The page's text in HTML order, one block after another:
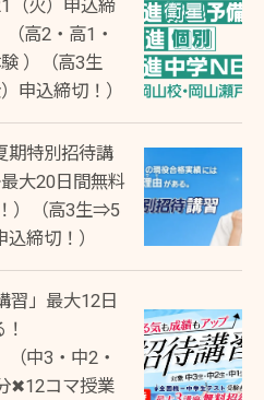
（火）申込締
高2・高1・
）（高3生
申込締切！）
期特別招待講
大20日間無料
）（高3生⇒5
締切！）
習」最大12日
（中3・中2・
✖12コマ授業